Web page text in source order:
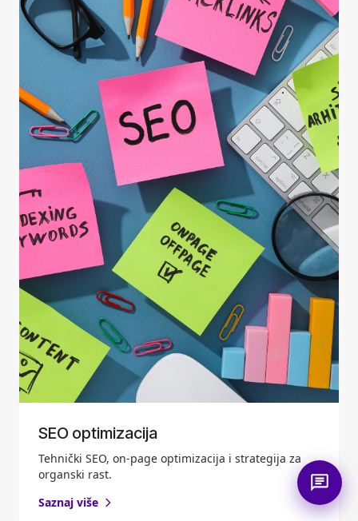
SEO optimizacija
Tehnički SEO, on-page optimizacija i strategija za
organski rast.
Saznaj više